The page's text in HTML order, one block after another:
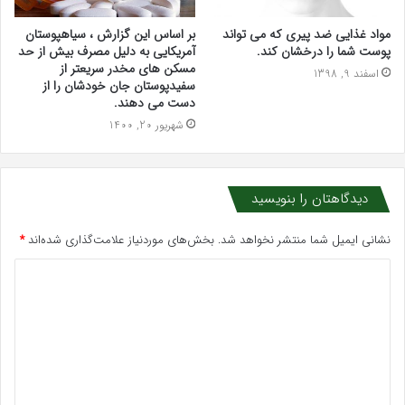
مواد غذایی ضد پیری که می تواند
پوست شما را درخشان کند.
اسفند 9, 1398
بر اساس این گزارش ، سیاهپوستان
آمریکایی به دلیل مصرف بیش از حد
مسکن های مخدر سریعتر از
سفیدپوستان جان خودشان را از
دست می دهند.
شهریور 20, 1400
دیدگاهتان را بنویسید
نشانی ایمیل شما منتشر نخواهد شد. بخش‌های موردنیاز علامت‌گذاری شده‌اند*